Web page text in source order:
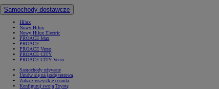
Samochody dostawcze
Hilux
Nowy Hilux
Nowy Hilux Electric
PROACE Max
PROACE
PROACE Verso
PROACE CITY
PROACE CITY Verso
Samochody używane
Umów się na jazdę testową
Zobacz wszystkie cenniki
Konfiguruj swoją Toyotę